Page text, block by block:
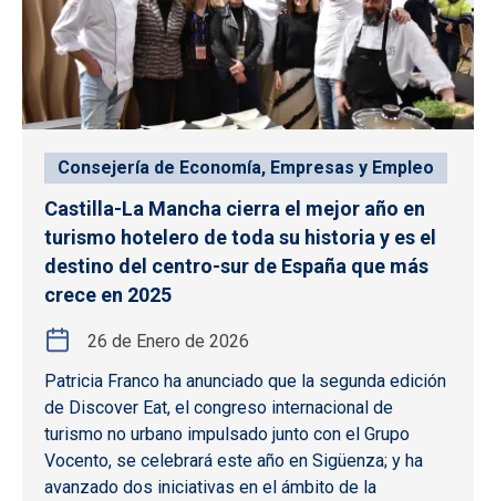
Consejería de Economía, Empresas y Empleo
Castilla-La Mancha cierra el mejor año en
turismo hotelero de toda su historia y es el
destino del centro-sur de España que más
crece en 2025
26 de Enero de 2026
Patricia Franco ha anunciado que la segunda edición
de Discover Eat, el congreso internacional de
turismo no urbano impulsado junto con el Grupo
Vocento, se celebrará este año en Sigüenza; y ha
avanzado dos iniciativas en el ámbito de la